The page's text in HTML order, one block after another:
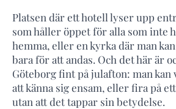
Platsen där ett hotell lyser upp
som håller öppet för alla som inte
hemma, eller en kyrka där man
bara för att andas. Och det här är
Göteborg fint på julafton: man kan
att känna sig ensam, eller fira på
utan att det tappar sin betydelse.